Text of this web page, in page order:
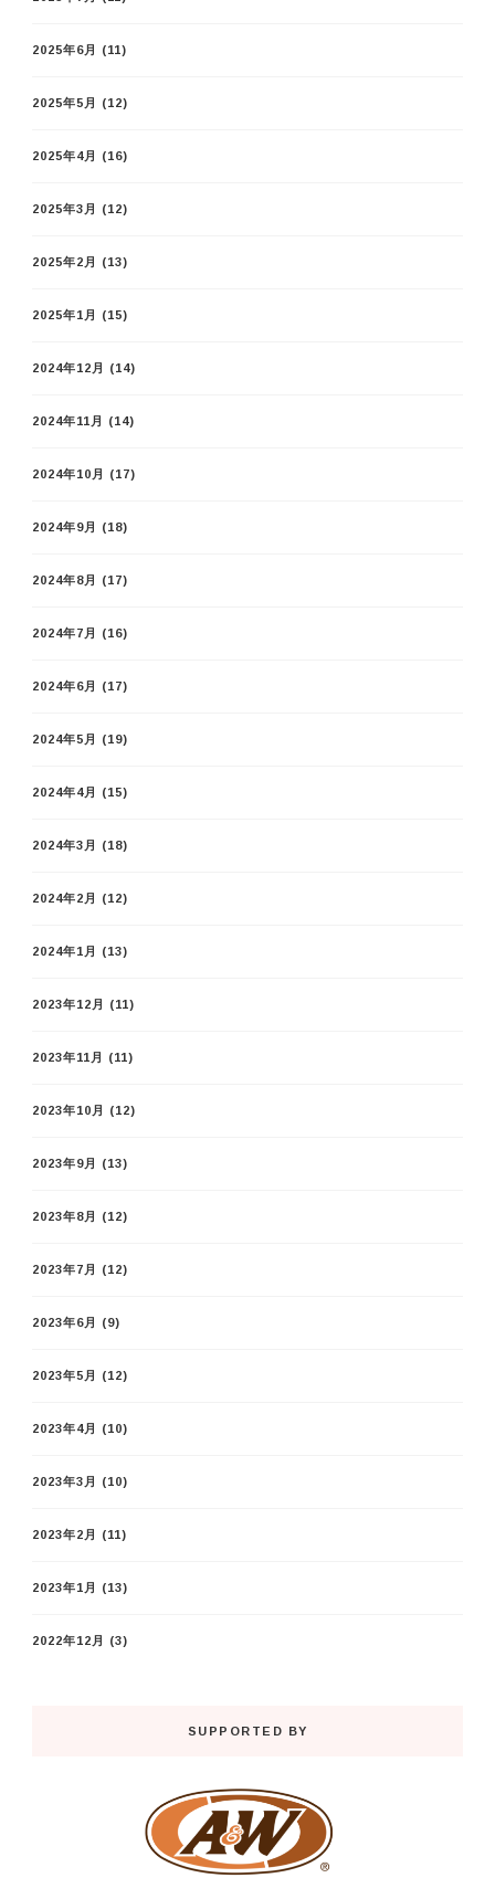
2025年6月 (11)
2025年5月 (12)
2025年4月 (16)
2025年3月 (12)
2025年2月 (13)
2025年1月 (15)
2024年12月 (14)
2024年11月 (14)
2024年10月 (17)
2024年9月 (18)
2024年8月 (17)
2024年7月 (16)
2024年6月 (17)
2024年5月 (19)
2024年4月 (15)
2024年3月 (18)
2024年2月 (12)
2024年1月 (13)
2023年12月 (11)
2023年11月 (11)
2023年10月 (12)
2023年9月 (13)
2023年8月 (12)
2023年7月 (12)
2023年6月 (9)
2023年5月 (12)
2023年4月 (10)
2023年3月 (10)
2023年2月 (11)
2023年1月 (13)
2022年12月 (3)
SUPPORTED BY